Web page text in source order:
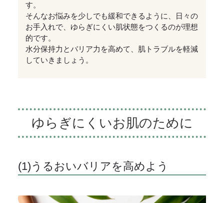
す。
そんなお悩みを少しでも緩和できるように、日々の
お手入れで、ゆらぎにくい肌状態をつくるのが理想
的です。
水分保持力とバリア力を高めて、肌トラブルを軽減
していきましょう。
ゆらぎにくいお肌のために
(1)うるおいバリアを高めよう